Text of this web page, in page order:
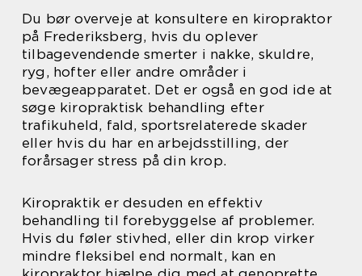
Du bør overveje at konsultere en kiropraktor
på Frederiksberg, hvis du oplever
tilbagevendende smerter i nakke, skuldre,
ryg, hofter eller andre områder i
bevægeapparatet. Det er også en god ide at
søge kiropraktisk behandling efter
trafikuheld, fald, sportsrelaterede skader
eller hvis du har en arbejdsstilling, der
forårsager stress på din krop.
Kiropraktik er desuden en effektiv
behandling til forebyggelse af problemer.
Hvis du føler stivhed, eller din krop virker
mindre fleksibel end normalt, kan en